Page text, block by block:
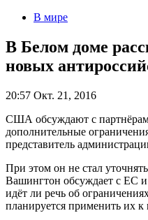
В мире
В Белом доме
новых
20:57 Окт. 21, 2016
США обсуждают с
дополнительные
представитель
При этом он не стал
Вашингтон обсуждает с ЕС
идёт ли речь об
планируется применить их к